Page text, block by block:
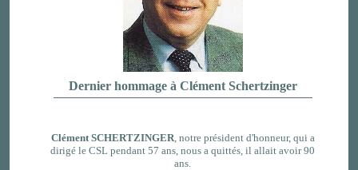
Dernier hommage à Clément Schertzinger
Clément SCHERTZINGER , notre président d'honneur, qui a
dirigé le CSL pendant 57 ans, nous a quittés, il allait avoir 90
ans.